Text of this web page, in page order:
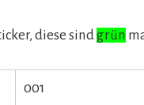
diese sindgrün
001